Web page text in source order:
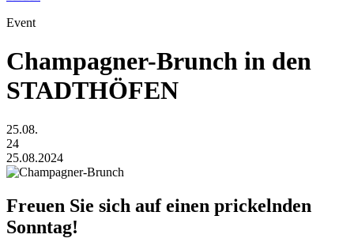
Event
Champagner-Brunch in den
STADTHÖFEN
25.08.
24
25.08.2024
Freuen Sie sich auf einen prickelnden
Sonntag!